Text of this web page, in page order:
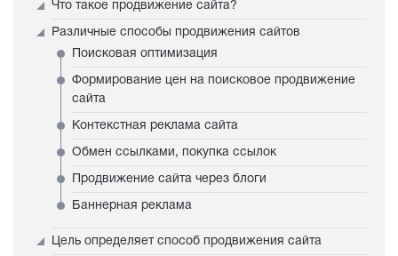
Что такое продвижение сайта?
Различные способы продвижения сайтов
Поисковая оптимизация
Формирование цен на поисковое продвижение
сайта
Контекстная реклама сайта
Обмен ссылками, покупка ссылок
Продвижение сайта через блоги
Баннерная реклама
Цель определяет способ продвижения сайта